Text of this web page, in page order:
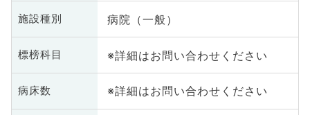
施設種別 病院（一般）
標榜科目 ※詳細はお問い合わせください
病床数 ※詳細はお問い合わせください